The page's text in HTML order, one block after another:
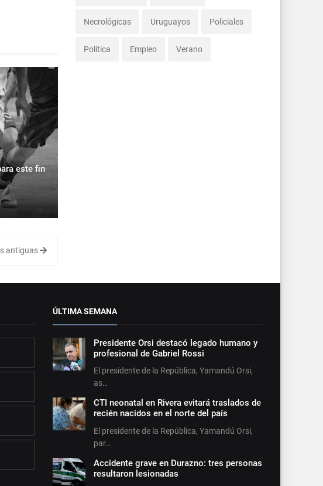
este fin
antiguas
Necrológicas Uruguayos Policiales
Política Empleo Verano
ÚLTIMA SEMANA
Presidente Orsi destacó legado humano y
profesional de Gabriel Rossi
El presidente de la República, Yamandú Orsi,
as…
CTI neonatal en Rivera evitará traslados de
recién nacidos en el norte del país
El presidente de la República, Yamandú Orsi,
par…
Accidente grave en Durazno: tres personas
resultaron lesionadas